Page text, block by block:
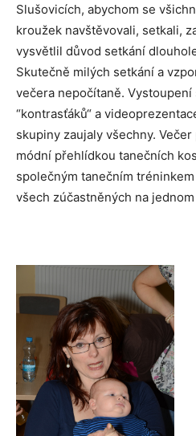
Slušovicích, abychom se
kroužek navštěvovali, setkali,
vysvětlil důvod setkání
Skutečně milých setkání a
večera nepočítaně.
“kontrasťáků“ a
skupiny zaujaly všechny.
módní přehlídkou tanečních
společným tanečním
všech zúčastněných na